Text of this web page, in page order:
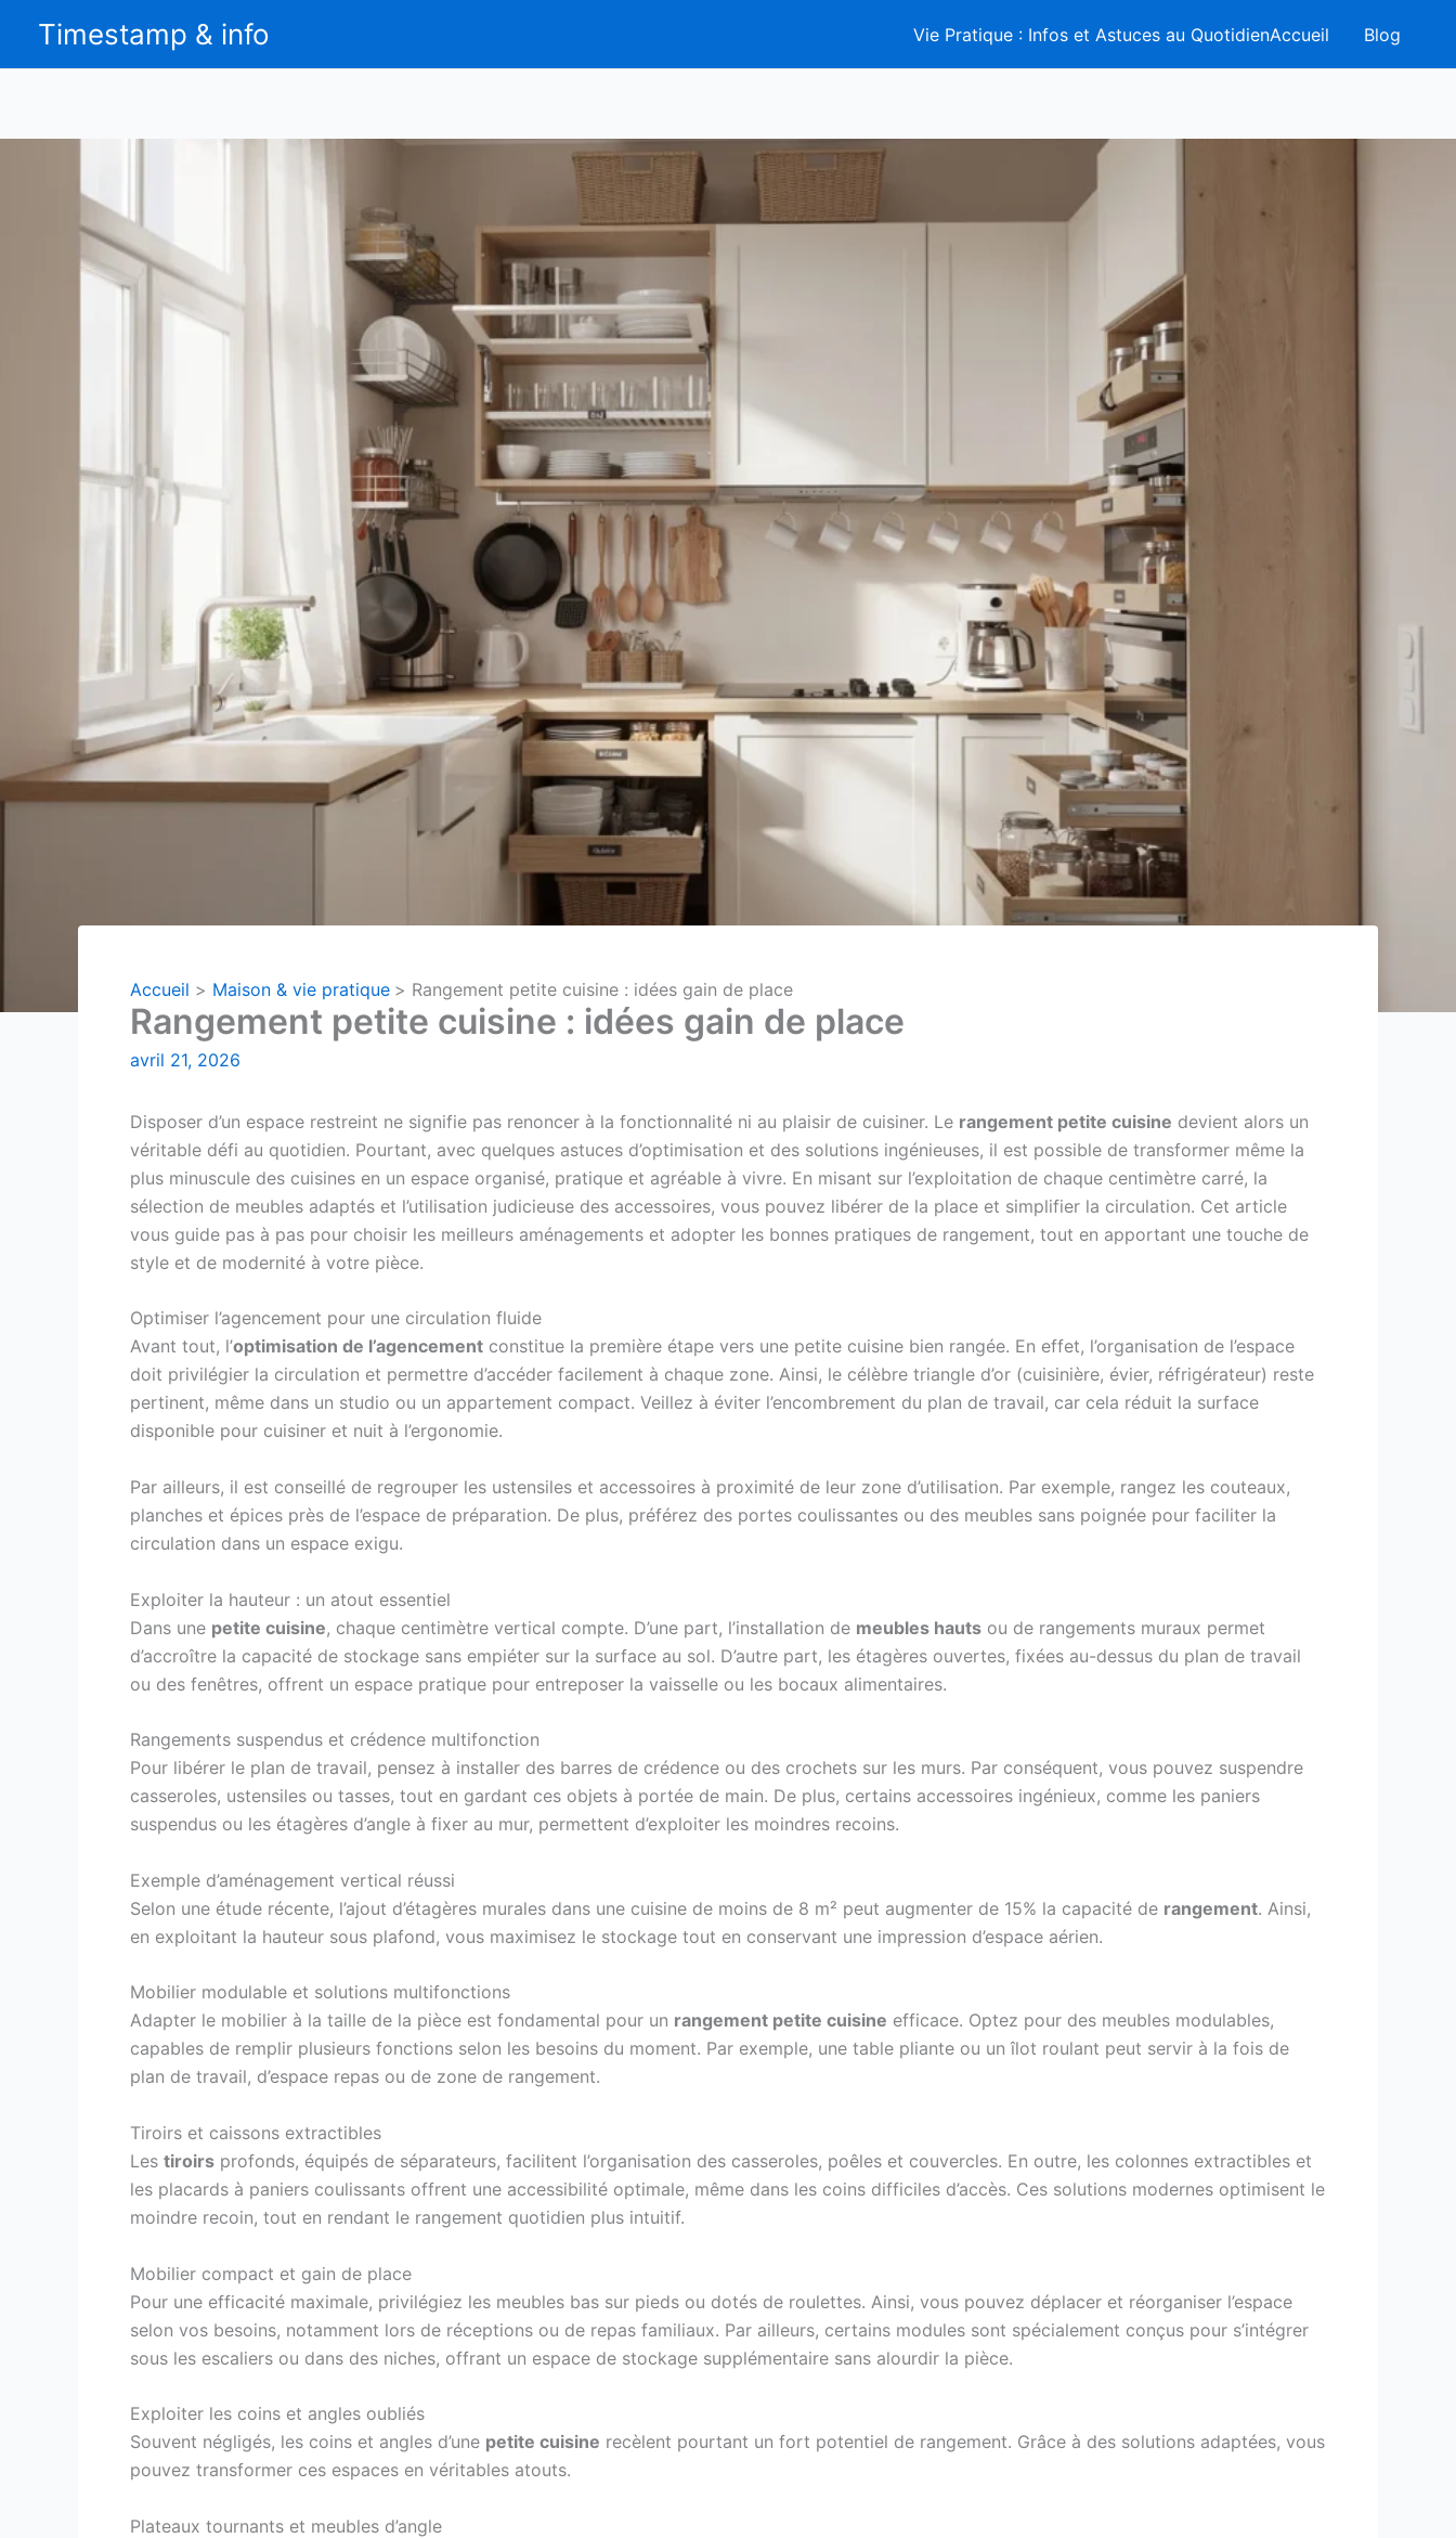
contenu
Timestamp & info Vie Pratique : Infos et Astuces au QuotidienAccueil Blog
Accueil Maison & vie pratique Rangement petite cuisine : idées gain de place
Rangement petite cuisine : idées gain de place
avril 21, 2026
Disposer d’un espace restreint ne signifie pas renoncer à la fonctionnalité ni au plaisir de cuisiner. Le rangement petite cuisine devient alors un
véritable défi au quotidien. Pourtant, avec quelques astuces d’optimisation et des solutions ingénieuses, il est possible de transformer même la
plus minuscule des cuisines en un espace organisé, pratique et agréable à vivre. En misant sur l’exploitation de chaque centimètre carré, la
sélection de meubles adaptés et l’utilisation judicieuse des accessoires, vous pouvez libérer de la place et simplifier la circulation. Cet article
vous guide pas à pas pour choisir les meilleurs aménagements et adopter les bonnes pratiques de rangement, tout en apportant une touche de
style et de modernité à votre pièce.
Optimiser l’agencement pour une circulation fluide
Avant tout, l’optimisation de l’agencement constitue la première étape vers une petite cuisine bien rangée. En effet, l’organisation de l’espace
doit privilégier la circulation et permettre d’accéder facilement à chaque zone. Ainsi, le célèbre triangle d’or (cuisinière, évier, réfrigérateur) reste
pertinent, même dans un studio ou un appartement compact. Veillez à éviter l’encombrement du plan de travail, car cela réduit la surface
disponible pour cuisiner et nuit à l’ergonomie.
Par ailleurs, il est conseillé de regrouper les ustensiles et accessoires à proximité de leur zone d’utilisation. Par exemple, rangez les couteaux,
planches et épices près de l’espace de préparation. De plus, préférez des portes coulissantes ou des meubles sans poignée pour faciliter la
circulation dans un espace exigu.
Exploiter la hauteur : un atout essentiel
Dans une petite cuisine, chaque centimètre vertical compte. D’une part, l’installation de meubles hauts ou de rangements muraux permet
d’accroître la capacité de stockage sans empiéter sur la surface au sol. D’autre part, les étagères ouvertes, fixées au-dessus du plan de travail
ou des fenêtres, offrent un espace pratique pour entreposer la vaisselle ou les bocaux alimentaires.
Rangements suspendus et crédence multifonction
Pour libérer le plan de travail, pensez à installer des barres de crédence ou des crochets sur les murs. Par conséquent, vous pouvez suspendre
casseroles, ustensiles ou tasses, tout en gardant ces objets à portée de main. De plus, certains accessoires ingénieux, comme les paniers
suspendus ou les étagères d’angle à fixer au mur, permettent d’exploiter les moindres recoins.
Exemple d’aménagement vertical réussi
Selon une étude récente, l’ajout d’étagères murales dans une cuisine de moins de 8 m² peut augmenter de 15% la capacité de rangement. Ainsi,
en exploitant la hauteur sous plafond, vous maximisez le stockage tout en conservant une impression d’espace aérien.
Mobilier modulable et solutions multifonctions
Adapter le mobilier à la taille de la pièce est fondamental pour un rangement petite cuisine efficace. Optez pour des meubles modulables,
capables de remplir plusieurs fonctions selon les besoins du moment. Par exemple, une table pliante ou un îlot roulant peut servir à la fois de
plan de travail, d’espace repas ou de zone de rangement.
Tiroirs et caissons extractibles
Les tiroirs profonds, équipés de séparateurs, facilitent l’organisation des casseroles, poêles et couvercles. En outre, les colonnes extractibles et
les placards à paniers coulissants offrent une accessibilité optimale, même dans les coins difficiles d’accès. Ces solutions modernes optimisent le
moindre recoin, tout en rendant le rangement quotidien plus intuitif.
Mobilier compact et gain de place
Pour une efficacité maximale, privilégiez les meubles bas sur pieds ou dotés de roulettes. Ainsi, vous pouvez déplacer et réorganiser l’espace
selon vos besoins, notamment lors de réceptions ou de repas familiaux. Par ailleurs, certains modules sont spécialement conçus pour s’intégrer
sous les escaliers ou dans des niches, offrant un espace de stockage supplémentaire sans alourdir la pièce.
Exploiter les coins et angles oubliés
Souvent négligés, les coins et angles d’une petite cuisine recèlent pourtant un fort potentiel de rangement. Grâce à des solutions adaptées, vous
pouvez transformer ces espaces en véritables atouts.
Plateaux tournants et meubles d’angle